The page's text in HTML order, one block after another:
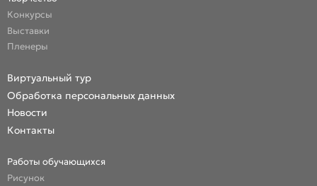
Конкурсы
Выставки
Пленеры
Виртуальный тур
Обработка персональных данных
Новости
Контакты
Работы обучающихся
Рисунок